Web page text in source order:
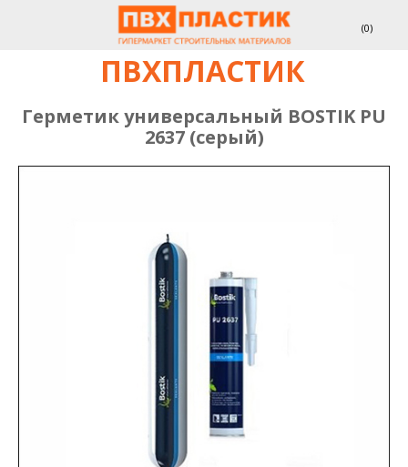
(0)
ПВХПЛАСТИК
Герметик универсальный BOSTIK PU
2637 (серый)